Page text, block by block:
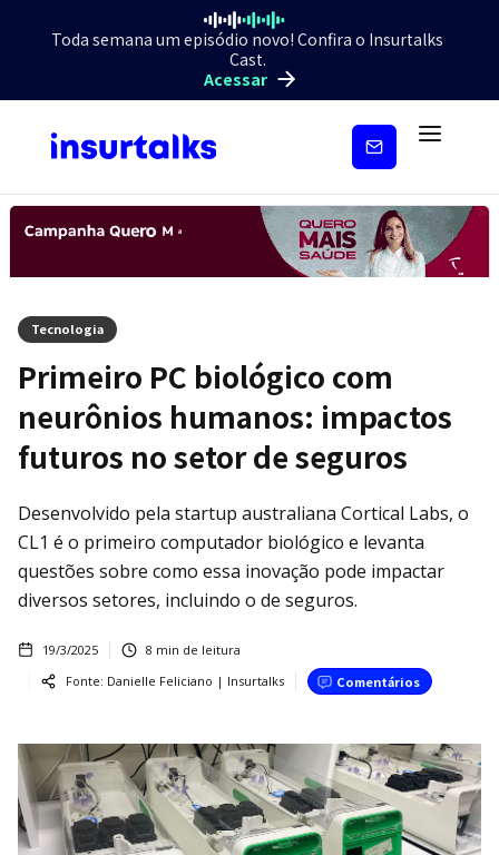
Toda semana um episódio novo! Confira o Insurtalks
Cast.
Acessar
Inscreva-
Tecnologia
Primeiro PC biológico com
neurônios humanos: impactos
futuros no setor de seguros
Desenvolvido pela startup australiana Cortical Labs, o
CL1 é o primeiro computador biológico e levanta
questões sobre como essa inovação pode impactar
diversos setores, incluindo o de seguros.
19/3/2025 8 min de leitura
Fonte: Danielle Feliciano | Insurtalks Comentários